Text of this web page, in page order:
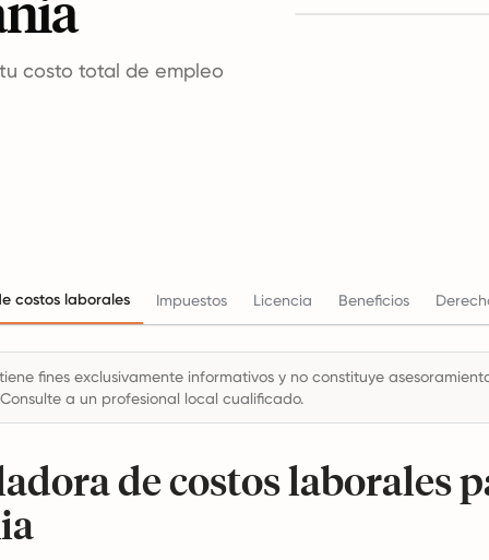
costo total de empleo
costos laborales Impuestos Licencia Beneficios
fines exclusivamente informativos y no constituye
a un profesional local cualificado.
de costos laborales